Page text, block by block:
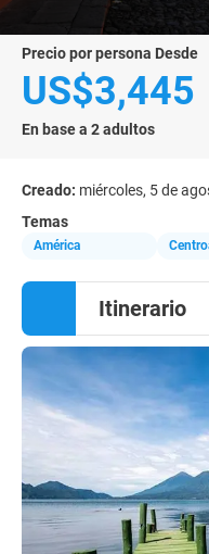
precio por persona Desde
US$3,445
En base a 2 adultos
Creado: miércoles, 5 de
Temas
América
Itinerario